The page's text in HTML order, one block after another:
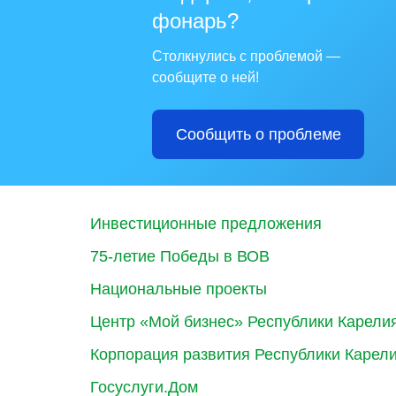
фонарь?
Столкнулись с проблемой —
сообщите о ней!
Сообщить о проблеме
Инвестиционные предложения
75-летие Победы в ВОВ
Национальные проекты
Центр «Мой бизнес» Республики
Корпорация развития Республики
Госуслуги.Дом